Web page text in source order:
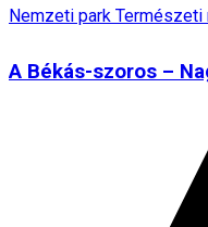
Nemzeti park Természeti
A Békás-szoros –